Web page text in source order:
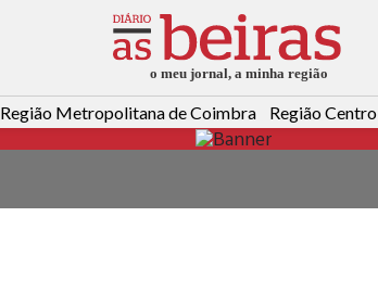
Região Metropolitana de Coimbra Região Centro